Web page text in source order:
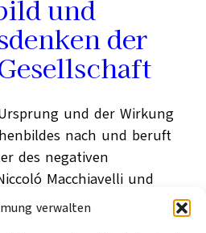
verwalten
und
der
und der Wirkung
nach und beruft
des negativen
Macchiavelli und
Separationsdenken der